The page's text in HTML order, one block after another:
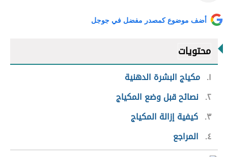
أضف موضوع كمصدر مفضل في جوجل
محتويات
١ مكياج البشرة الدهنية
٢ نصائح قبل وضع المكياج
٣ كيفية إزالة المكياج
٤
المراجع